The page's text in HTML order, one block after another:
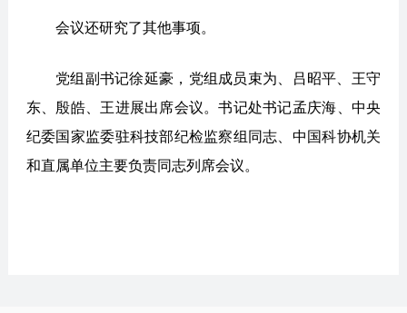
会议还研究了其他事项。
党组副书记徐延豪，党组成员束为、吕昭平、王守
东、殷皓、王进展出席会议。书记处书记孟庆海、中央
纪委国家监委驻科技部纪检监察组同志、中国科协机关
和直属单位主要负责同志列席会议。